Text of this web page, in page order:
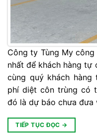
Công ty Tùng My
nhất để khách hàng tự
cùng quý khách hàng
phí diệt côn trùng có
đó là dự báo chưa đưa
TIẾP TỤC ĐỌC →